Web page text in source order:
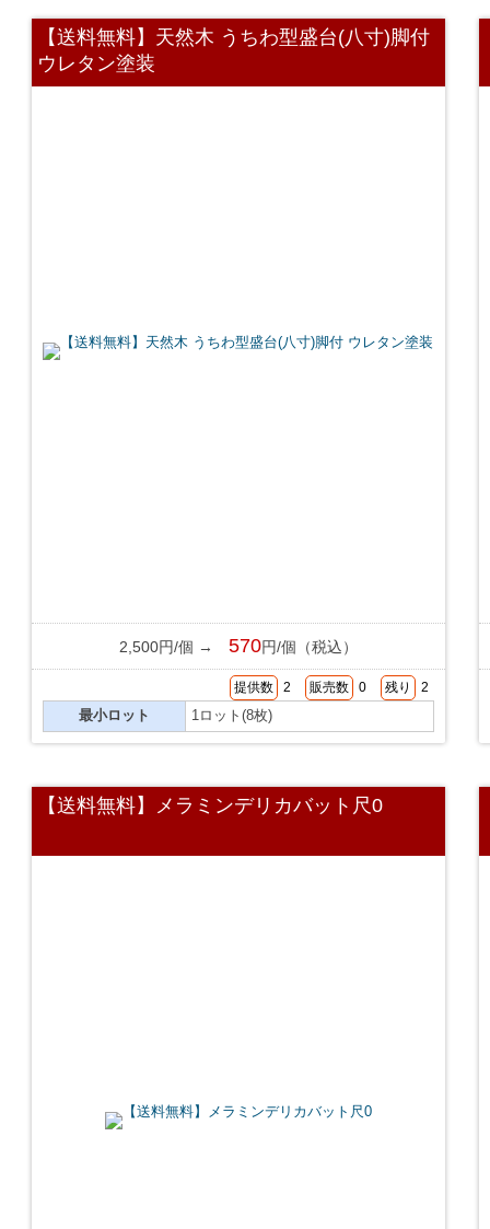
【送料無料】天然木 うちわ型盛台(八寸)脚付
ウレタン塗装
2,500円/個 → 570円/個（税込）
提供数 2 販売数 0 残り 2
最小ロット 1ロット(8枚)
【送料無料】メラミンデリカバット尺0